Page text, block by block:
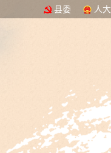
县委 人大